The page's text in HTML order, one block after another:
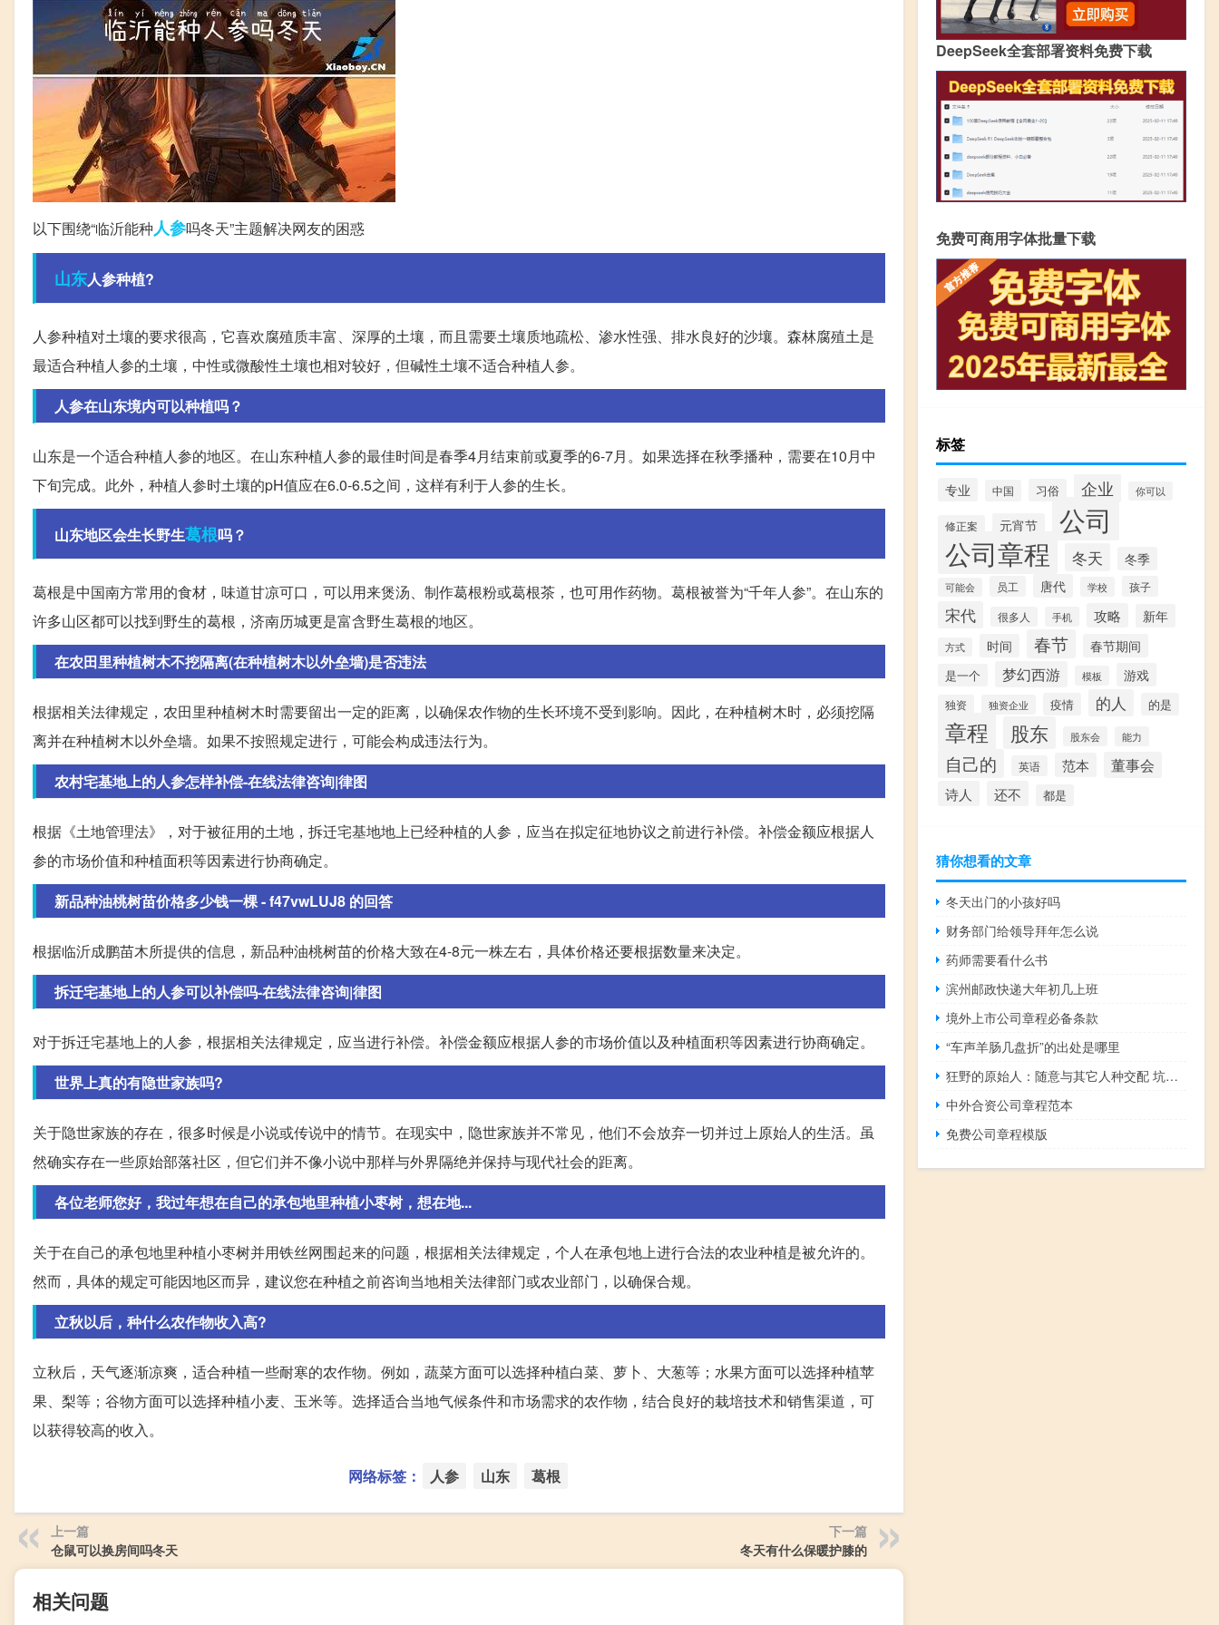
以下围绕“临沂能种人参吗冬天”主题解决网友的困惑
山东人参种植?
人参种植对土壤的要求很高，它喜欢腐殖质丰富、深厚的土壤，而且需要土壤质地疏松、渗水性强、排水良好的沙壤。森林腐殖土是
最适合种植人参的土壤，中性或微酸性土壤也相对较好，但碱性土壤不适合种植人参。
人参在山东境内可以种植吗？
山东是一个适合种植人参的地区。在山东种植人参的最佳时间是春季4月结束前或夏季的6-7月。如果选择在秋季播种，需要在10月中
下旬完成。此外，种植人参时土壤的pH值应在6.0-6.5之间，这样有利于人参的生长。
山东地区会生长野生葛根吗？
葛根是中国南方常用的食材，味道甘凉可口，可以用来煲汤、制作葛根粉或葛根茶，也可用作药物。葛根被誉为“千年人参”。在山东的
许多山区都可以找到野生的葛根，济南历城更是富含野生葛根的地区。
在农田里种植树木不挖隔离(在种植树木以外垒墙)是否违法
根据相关法律规定，农田里种植树木时需要留出一定的距离，以确保农作物的生长环境不受到影响。因此，在种植树木时，必须挖隔
离并在种植树木以外垒墙。如果不按照规定进行，可能会构成违法行为。
农村宅基地上的人参怎样补偿-在线法律咨询|律图
根据《土地管理法》，对于被征用的土地，拆迁宅基地地上已经种植的人参，应当在拟定征地协议之前进行补偿。补偿金额应根据人
参的市场价值和种植面积等因素进行协商确定。
新品种油桃树苗价格多少钱一棵 - f47vwLUJ8 的回答
根据临沂成鹏苗木所提供的信息，新品种油桃树苗的价格大致在4-8元一株左右，具体价格还要根据数量来决定。
拆迁宅基地上的人参可以补偿吗-在线法律咨询|律图
对于拆迁宅基地上的人参，根据相关法律规定，应当进行补偿。补偿金额应根据人参的市场价值以及种植面积等因素进行协商确定。
世界上真的有隐世家族吗?
关于隐世家族的存在，很多时候是小说或传说中的情节。在现实中，隐世家族并不常见，他们不会放弃一切并过上原始人的生活。虽
然确实存在一些原始部落社区，但它们并不像小说中那样与外界隔绝并保持与现代社会的距离。
各位老师您好，我过年想在自己的承包地里种植小枣树，想在地...
关于在自己的承包地里种植小枣树并用铁丝网围起来的问题，根据相关法律规定，个人在承包地上进行合法的农业种植是被允许的。
然而，具体的规定可能因地区而异，建议您在种植之前咨询当地相关法律部门或农业部门，以确保合规。
立秋以后，种什么农作物收入高?
立秋后，天气逐渐凉爽，适合种植一些耐寒的农作物。例如，蔬菜方面可以选择种植白菜、萝卜、大葱等；水果方面可以选择种植苹
果、梨等；谷物方面可以选择种植小麦、玉米等。选择适合当地气候条件和市场需求的农作物，结合良好的栽培技术和销售渠道，可
以获得较高的收入。
网络标签： 人参 山东 葛根
上一篇
仓鼠可以换房间吗冬天
下一篇
冬天有什么保暖护膝的
相关问题
DeepSeek全套部署资料免费下载
免费可商用字体批量下载
标签
专业 中国 习俗 企业 你可以
修正案 元宵节 公司
公司章程 冬天 冬季
可能会 员工 唐代 学校 孩子
宋代 很多人 手机 攻略 新年
方式 时间 春节 春节期间
是一个 梦幻西游 模板 游戏
独资 独资企业 疫情 的人 的是
章程 股东 股东会 能力
自己的 英语 范本 董事会
诗人 还不 都是
猜你想看的文章
冬天出门的小孩好吗
财务部门给领导拜年怎么说
药师需要看什么书
滨州邮政快递大年初几上班
境外上市公司章程必备条款
“车声羊肠几盘折”的出处是哪里
狂野的原始人：随意与其它人种交配 坑苦了现代人的健康
中外合资公司章程范本
免费公司章程模版